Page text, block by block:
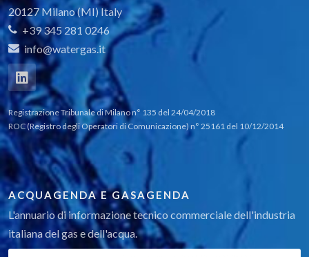
20127 Milano (MI) Italy
+39 345 281 0246
info@watergas.it
Registrazione Tribunale di Milano n° 135 del 24/04/2018
ROC (Registro degli Operatori di Comunicazione) n° 25161 del 10/12/2014
ACQUAGENDA E GASAGENDA
L'annuario di informazione tecnico commerciale dell'industria
italiana del gas e dell'acqua.